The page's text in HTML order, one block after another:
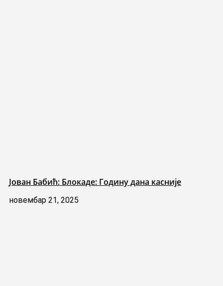
Јован Бабић: Блокаде: Годину дана касније
новембар 21, 2025